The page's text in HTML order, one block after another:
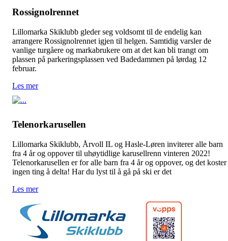
Rossignolrennet
Lillomarka Skiklubb gleder seg voldsomt til de endelig kan
arrangere Rossignolrennet igjen til helgen. Samtidig varsler de
vanlige turgåere og markabrukere om at det kan bli trangt om
plassen på parkeringsplassen ved Badedammen på lørdag 12
februar.
Les mer
Telenorkarusellen
Lillomarka Skiklubb, Årvoll IL og Hasle-Løren inviterer alle barn
fra 4 år og oppover til uhøytidlige karusellrenn vinteren 2022!
Telenorkarusellen er for alle barn fra 4 år og oppover, og det koster
ingen ting å delta! Har du lyst til å gå på ski er det
Les mer